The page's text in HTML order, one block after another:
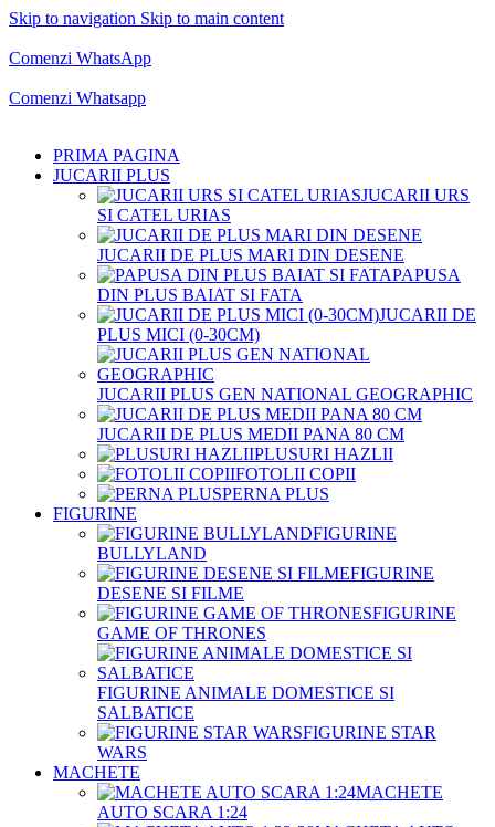
Skip to navigation Skip to main content
Comenzi WhatsApp
Comenzi Whatsapp
PRIMA PAGINA
JUCARII PLUS
JUCARII URS
SI CATEL URIAS
JUCARII DE PLUS MARI DIN DESENE
PAPUSA
DIN PLUS BAIAT SI FATA
JUCARII DE
PLUS MICI (0-30CM)
JUCARII PLUS GEN NATIONAL GEOGRAPHIC
JUCARII DE PLUS MEDII PANA 80 CM
PLUSURI HAZLII
FOTOLII COPII
PERNA PLUS
FIGURINE
FIGURINE
BULLYLAND
FIGURINE
DESENE SI FILME
FIGURINE
GAME OF THRONES
FIGURINE ANIMALE DOMESTICE SI
SALBATICE
FIGURINE STAR
WARS
MACHETE
MACHETE
AUTO SCARA 1:24